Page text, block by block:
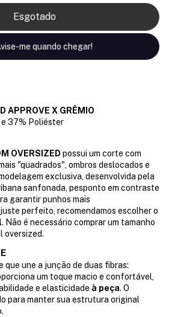
me quando chegar!
APPROVE X GRÊMIO
37% Poliéster
OVERSIZED possui um corte com
"quadrados", ombros deslocados e
exclusiva, desenvolvida pela
sanfonada, pesponto em contraste
garantir punhos mais
perfeito, recomendamos escolher o
. Não é necessário comprar um tamanho
oversized.
que une a junção de duas fibras:
um toque macio e confortável,
e elasticidade à peça. O
para manter sua estrutura original